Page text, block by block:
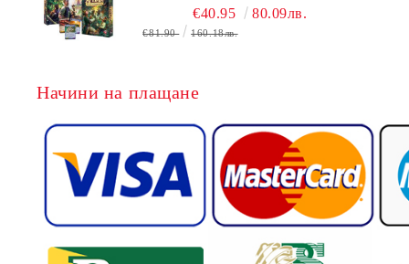
ЕКСПЕДИЦИИ + ПРОМО КАРТИ
БЕЗПЛАТНО
€40.95 80.09лв.
€81.90 160.18лв.
Начини на плащане